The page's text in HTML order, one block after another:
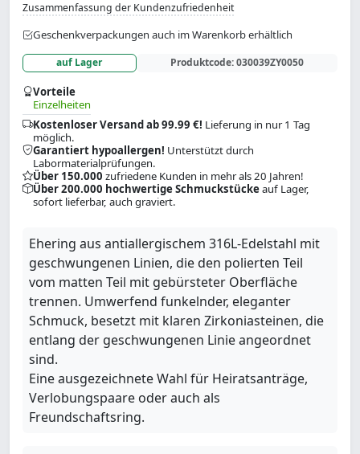
Zusammenfassung der Kundenzufriedenheit
Geschenkverpackungen auch im Warenkorb erhältlich
auf Lager Produktcode:030039ZY0050
Vorteile
Einzelheiten
Kostenloser Versand ab 99.99 €! Lieferung in nur 1 Tag
möglich.
Garantiert hypoallergen! Unterstützt durch
Labormaterialprüfungen.
Über 150.000 zufriedene Kunden in mehr als 20 Jahren!
Über 200.000 hochwertige Schmuckstückeauf Lager,
sofort lieferbar, auch graviert.
Ehering aus antiallergischem 316L-Edelstahl mit
geschwungenen Linien, die den polierten Teil
vom matten Teil mit gebürsteter Oberfläche
trennen. Umwerfend funkelnder, eleganter
Schmuck, besetzt mit klaren Zirkoniasteinen, die
entlang der geschwungenen Linie angeordnet
sind.
Eine ausgezeichnete Wahl für Heiratsanträge,
Verlobungspaare oder auch als
Freundschaftsring.